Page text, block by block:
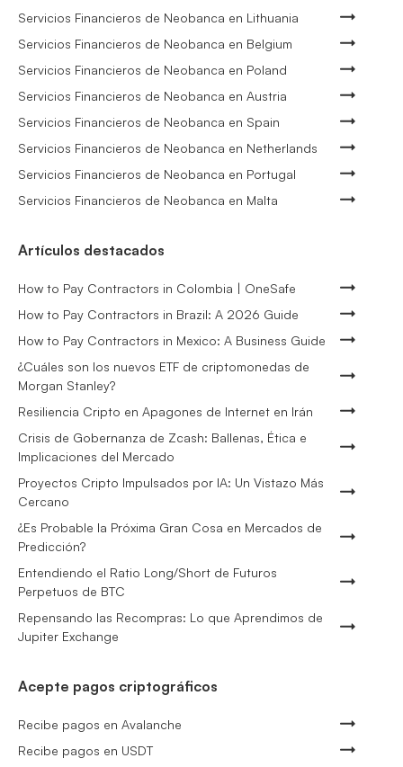
Servicios Financieros de Neobanca en Lithuania
Servicios Financieros de Neobanca en Belgium
Servicios Financieros de Neobanca en Poland
Servicios Financieros de Neobanca en Austria
Servicios Financieros de Neobanca en Spain
Servicios Financieros de Neobanca en Netherlands
Servicios Financieros de Neobanca en Portugal
Servicios Financieros de Neobanca en Malta
Artículos destacados
How to Pay Contractors in Colombia | OneSafe
How to Pay Contractors in Brazil: A 2026 Guide
How to Pay Contractors in Mexico: A Business Guide
¿Cuáles son los nuevos ETF de criptomonedas de
Morgan Stanley?
Resiliencia Cripto en Apagones de Internet en Irán
Crisis de Gobernanza de Zcash: Ballenas, Ética e
Implicaciones del Mercado
Proyectos Cripto Impulsados por IA: Un Vistazo Más
Cercano
¿Es Probable la Próxima Gran Cosa en Mercados de
Predicción?
Entendiendo el Ratio Long/Short de Futuros
Perpetuos de BTC
Repensando las Recompras: Lo que Aprendimos de
Jupiter Exchange
Acepte pagos criptográficos
Recibe pagos en Avalanche
Recibe pagos en USDT